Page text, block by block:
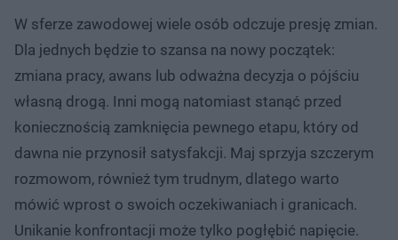
W sferze zawodowej wiele osób odczuje presję zmian.
Dla jednych będzie to szansa na nowy początek:
zmiana pracy, awans lub odważna decyzja o pójściu
własną drogą. Inni mogą natomiast stanąć przed
koniecznością zamknięcia pewnego etapu, który od
dawna nie przynosił satysfakcji. Maj sprzyja szczerym
rozmowom, również tym trudnym, dlatego warto
mówić wprost o swoich oczekiwaniach i granicach.
Unikanie konfrontacji może tylko pogłębić napięcie.